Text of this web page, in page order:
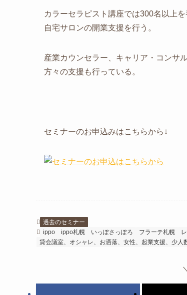
カラーセラピスト講座では300名以上
自宅サロンの開業支援を行う。
産業カウンセラー、キャリア・コンサ
方々の支援も行っている。
セミナーのお申込みはこちらから↓
過去のセミナー
ippo
ippo札幌 いっぽさっぽろ フラーテ札幌
貸会議室、オシャレ、お洒落、女性、起業支援、少人